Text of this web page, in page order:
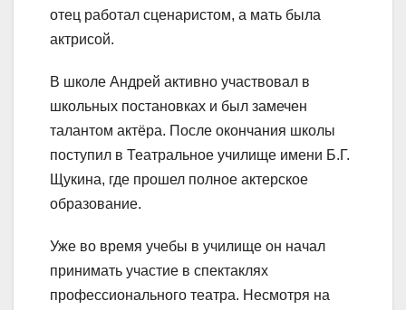
отец работал сценаристом, а мать была
актрисой.
В школе Андрей активно участвовал в
школьных постановках и был замечен
талантом актёра. После окончания школы
поступил в Театральное училище имени Б.Г.
Щукина, где прошел полное актерское
образование.
Уже во время учебы в училище он начал
принимать участие в спектаклях
профессионального театра. Несмотря на